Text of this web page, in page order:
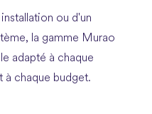
ou d'un
la gamme Murao
adapté à chaque
chaque budget.